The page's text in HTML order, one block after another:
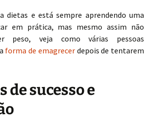
dietas e está sempre aprendendo uma
em prática, mas mesmo assim não
peso, veja como várias pessoas
forma de emagrecerdepois de tentarem
de sucesso e